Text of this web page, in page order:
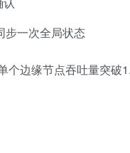
步一次全局状态
个边缘节点吞吐量突破